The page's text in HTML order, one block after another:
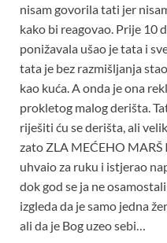
nisam govorila tati jer
kako bi reagovao. Prije 10
ponižavala ušao je tata i
tata je bez razmišljanja
kao kuća. A onda je ona
prokletog malog derišta.
riješiti ću se derišta, ali
zato ZLA MEĆEHO MARŠ
uhvaio za ruku i istjerao
dok god se ja ne
izgleda da je samo jedna
ali da je Bog uzeo sebi…